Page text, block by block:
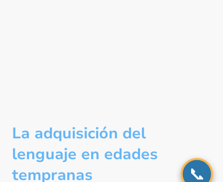
La adquisición del
lenguaje en edades
tempranas
📞